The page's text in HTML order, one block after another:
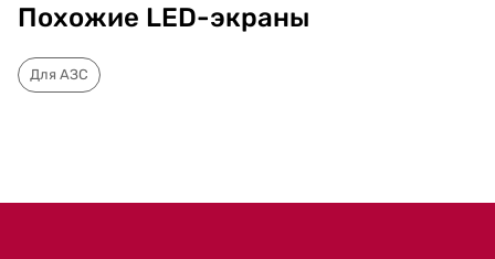
Похожие LED-экраны
Для АЗС